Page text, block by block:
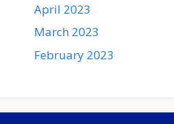
April 2023
March 2023
February 2023